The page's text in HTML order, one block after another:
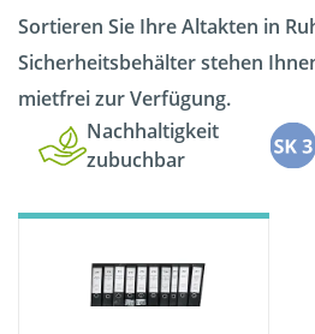
Sortieren Sie Ihre Altakten in
Sicherheitsbehälter stehen
mietfrei zur Verfügung.
Nachhaltigkeit
zubuchbar